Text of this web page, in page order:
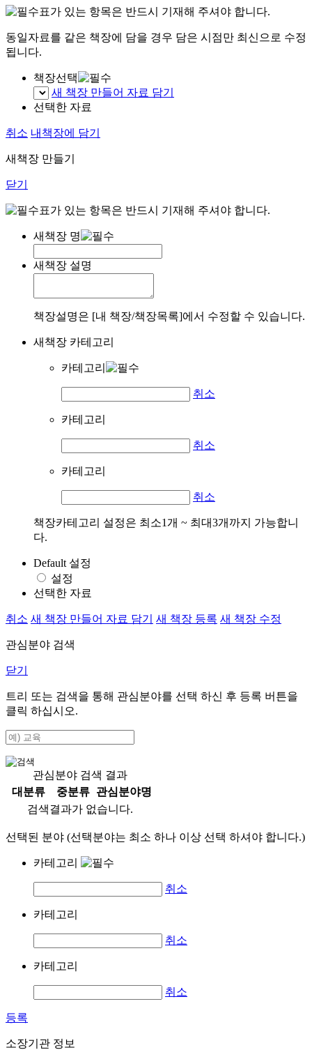
표가 있는 항목은 반드시 기재해 주셔야 합니다.
동일자료를 같은 책장에 담을 경우 담은 시점만 최신으로 수정
됩니다.
책장선택
새 책장 만들어 자료 담기
선택한 자료
취소 내책장에 담기
새책장 만들기
닫기
표가 있는 항목은 반드시 기재해 주셔야 합니다.
새책장 명
새책장 설명
책장설명은 [내 책장/책장목록]에서 수정할 수 있습니다.
새책장 카테고리
카테고리
취소
카테고리
취소
카테고리
취소
책장카테고리 설정은 최소1개 ~ 최대3개까지 가능합니
다.
Default 설정
설정
선택한 자료
취소 새 책장 만들어 자료 담기 새 책장 등록 새 책장 수정
관심분야 검색
닫기
트리 또는 검색을 통해 관심분야를 선택 하신 후 등록 버튼을
클릭 하십시오.
관심분야 검색 결과
대분류
중분류
관심분야명
검색결과가 없습니다.
선택된 분야 (선택분야는 최소 하나 이상 선택 하셔야 합니다.)
카테고리
취소
카테고리
취소
카테고리
취소
등록
소장기관 정보